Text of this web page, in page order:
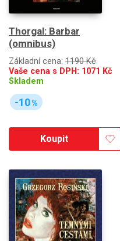
Thorgal: Barbar
(omnibus)
Základní cena: 1190 Kč
Vaše cena s DPH: 1071 Kč
Skladem
-10%
Koupit